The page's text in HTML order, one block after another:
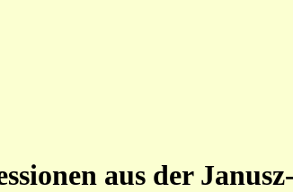
aus der